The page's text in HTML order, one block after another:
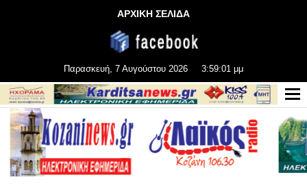
ΑΡΧΙΚΗ ΣΕΛΙΔΑ
Παρασκευή, 7 Αυγούστου 2026 3:59:02 μμ